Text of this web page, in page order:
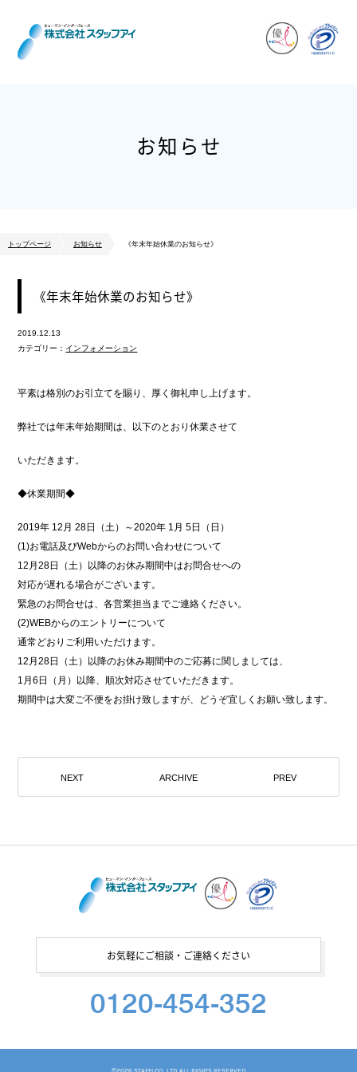
お知らせ
トップページ お知らせ 《年末年始休業のお知らせ》
《年末年始休業のお知らせ》
2019.12.13
カテゴリー： インフォメーション
平素は格別のお引立てを賜り、厚く御礼申し上げます。
弊社では年末年始期間は、以下のとおり休業させて
いただきます。
◆休業期間◆
2019年 12月 28日（土）～2020年 1月 5日（日）
(1)お電話及びWebからのお問い合わせについて
12月28日（土）以降のお休み期間中はお問合せへの
対応が遅れる場合がございます。
緊急のお問合せは、各営業担当までご連絡ください。
(2)WEBからのエントリーについて
通常どおりご利用いただけます。
12月28日（土）以降のお休み期間中のご応募に関しましては、
1月6日（月）以降、順次対応させていただきます。
期間中は大変ご不便をお掛け致しますが、どうぞ宜しくお願い致します。
NEXT ARCHIVE PREV
お気軽にご相談・ご連絡ください
0120-454-352
©2026 STAFFI CO., LTD. ALL RIGHTS RESERVED.